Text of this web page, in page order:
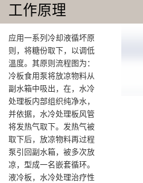
工作原理
应用一系列冷却液循坏原
则，将糖份取下，以调低
溫度‌。其原则流程图为：
冷板食用泵将放凉物料从
副水箱中吸出，在，水冷
处理板内部组织纯净水，
并依据，水冷处理板风管
将发热气取下。发热气被
取下后，放凉物料再过程
泵引回副水箱，被多次放
凉，型成一名嵌套循环。
液冷板，水冷处理治疗性